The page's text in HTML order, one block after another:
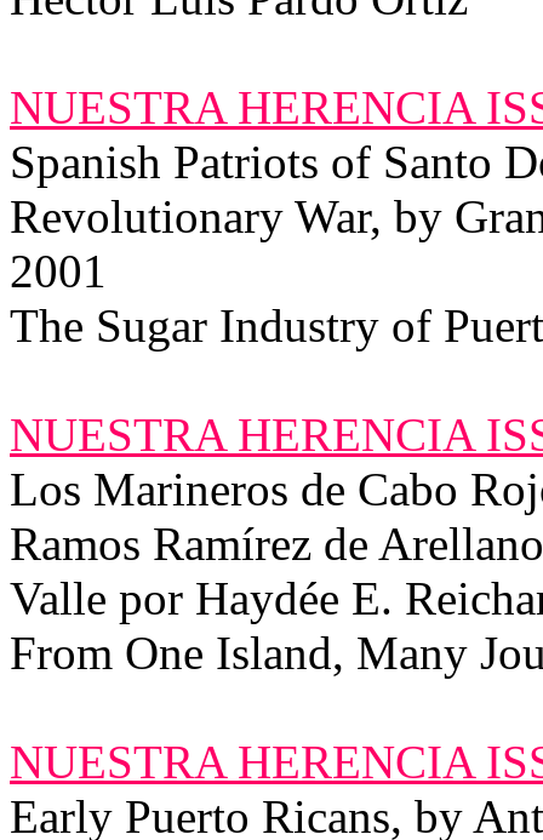
NUESTRA HERENCIA
Spanish Patriots of Santo
Revolutionary War, by
2001
The Sugar Industry of
NUESTRA HERENCIA
Los Marineros de Cabo
Ramos Ramírez de
Valle por Haydée E.
From One Island, Many
NUESTRA HERENCIA
Early Puerto Ricans, by